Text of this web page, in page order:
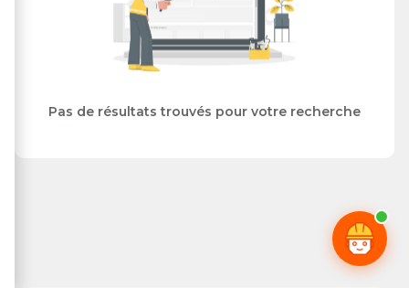
Pas de résultats trouvés pour votre recherche